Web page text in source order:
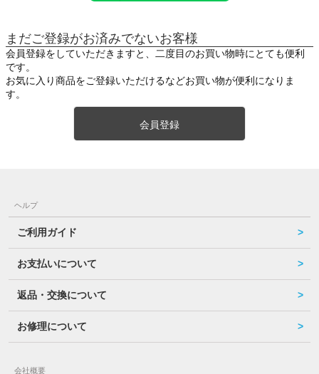
まだご登録がお済みでないお客様
会員登録をしていただきますと、二度目のお買い物時にとても便利
です。
お気に入り商品をご登録いただけるなどお買い物が便利になりま
す。
会員登録
ヘルプ
ご利用ガイド
お支払いについて
返品・交換について
お修理について
会社概要